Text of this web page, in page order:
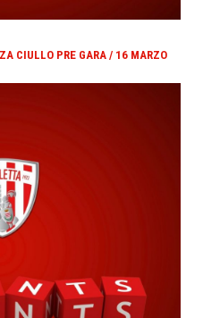
CIULLO PRE GARA / 16 MARZO